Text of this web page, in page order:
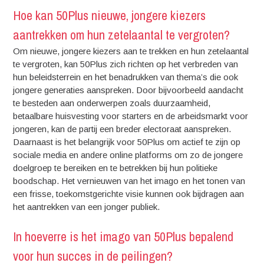
Hoe kan 50Plus nieuwe, jongere kiezers
aantrekken om hun zetelaantal te vergroten?
Om nieuwe, jongere kiezers aan te trekken en hun zetelaantal
te vergroten, kan 50Plus zich richten op het verbreden van
hun beleidsterrein en het benadrukken van thema’s die ook
jongere generaties aanspreken. Door bijvoorbeeld aandacht
te besteden aan onderwerpen zoals duurzaamheid,
betaalbare huisvesting voor starters en de arbeidsmarkt voor
jongeren, kan de partij een breder electoraat aanspreken.
Daarnaast is het belangrijk voor 50Plus om actief te zijn op
sociale media en andere online platforms om zo de jongere
doelgroep te bereiken en te betrekken bij hun politieke
boodschap. Het vernieuwen van het imago en het tonen van
een frisse, toekomstgerichte visie kunnen ook bijdragen aan
het aantrekken van een jonger publiek.
In hoeverre is het imago van 50Plus bepalend
voor hun succes in de peilingen?